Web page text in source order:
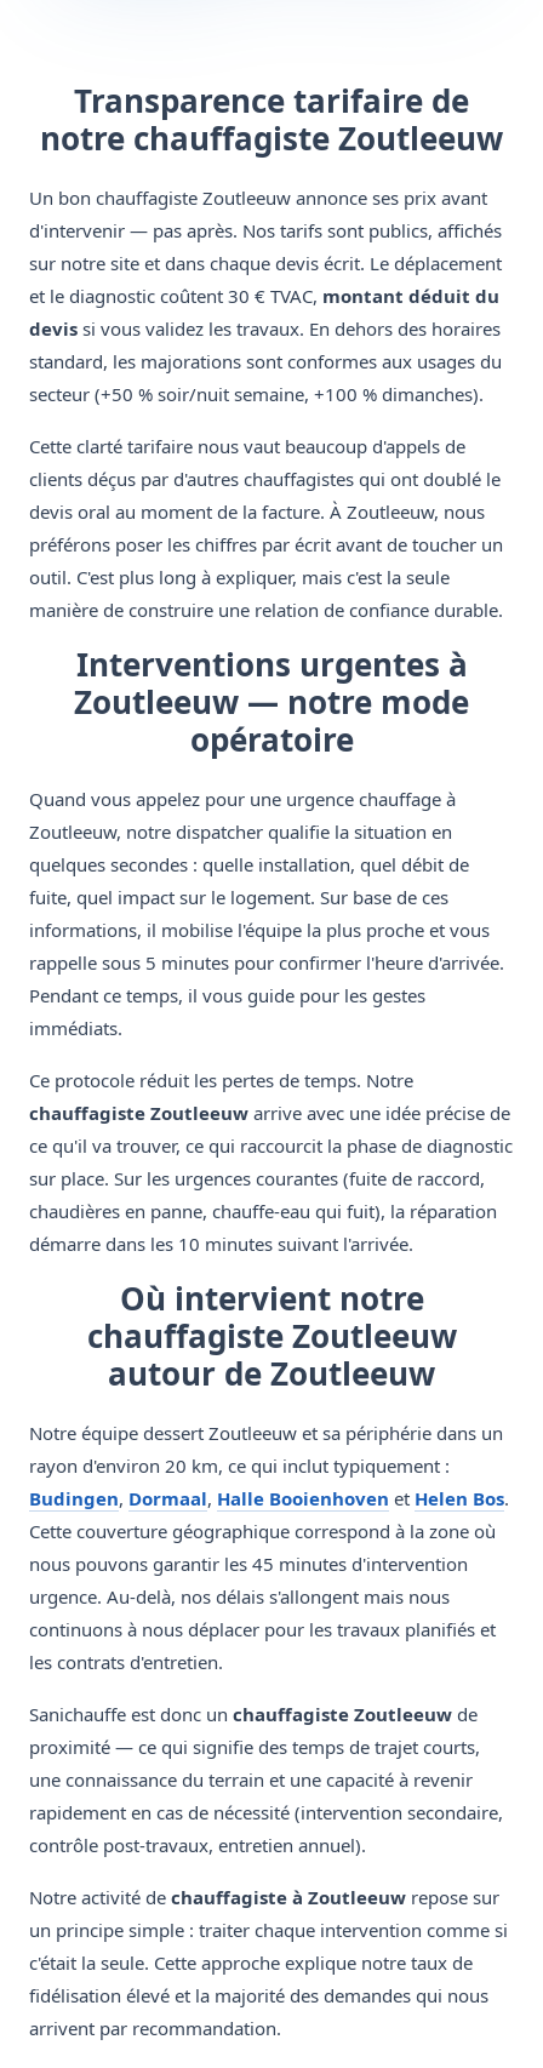
Transparence tarifaire de
notre chauffagiste Zoutleeuw
Un bon chauffagiste Zoutleeuw annonce ses prix avant
d'intervenir — pas après. Nos tarifs sont publics, affichés
sur notre site et dans chaque devis écrit. Le déplacement
et le diagnostic coûtent 30 € TVAC, montant déduit du
devis si vous validez les travaux. En dehors des horaires
standard, les majorations sont conformes aux usages du
secteur (+50 % soir/nuit semaine, +100 % dimanches).
Cette clarté tarifaire nous vaut beaucoup d'appels de
clients déçus par d'autres chauffagistes qui ont doublé le
devis oral au moment de la facture. À Zoutleeuw, nous
préférons poser les chiffres par écrit avant de toucher un
outil. C'est plus long à expliquer, mais c'est la seule
manière de construire une relation de confiance durable.
Interventions urgentes à
Zoutleeuw — notre mode
opératoire
Quand vous appelez pour une urgence chauffage à
Zoutleeuw, notre dispatcher qualifie la situation en
quelques secondes : quelle installation, quel débit de
fuite, quel impact sur le logement. Sur base de ces
informations, il mobilise l'équipe la plus proche et vous
rappelle sous 5 minutes pour confirmer l'heure d'arrivée.
Pendant ce temps, il vous guide pour les gestes
immédiats.
Ce protocole réduit les pertes de temps. Notre
chauffagiste Zoutleeuw arrive avec une idée précise de
ce qu'il va trouver, ce qui raccourcit la phase de diagnostic
sur place. Sur les urgences courantes (fuite de raccord,
chaudières en panne, chauffe-eau qui fuit), la réparation
démarre dans les 10 minutes suivant l'arrivée.
Où intervient notre
chauffagiste Zoutleeuw
autour de Zoutleeuw
Notre équipe dessert Zoutleeuw et sa périphérie dans un
rayon d'environ 20 km, ce qui inclut typiquement :
Budingen, Dormaal, Halle Booienhoven et Helen Bos.
Cette couverture géographique correspond à la zone où
nous pouvons garantir les 45 minutes d'intervention
urgence. Au-delà, nos délais s'allongent mais nous
continuons à nous déplacer pour les travaux planifiés et
les contrats d'entretien.
Sanichauffe est donc un chauffagiste Zoutleeuw de
proximité — ce qui signifie des temps de trajet courts,
une connaissance du terrain et une capacité à revenir
rapidement en cas de nécessité (intervention secondaire,
contrôle post-travaux, entretien annuel).
Notre activité de chauffagiste à Zoutleeuw repose sur
un principe simple : traiter chaque intervention comme si
c'était la seule. Cette approche explique notre taux de
fidélisation élevé et la majorité des demandes qui nous
arrivent par recommandation.